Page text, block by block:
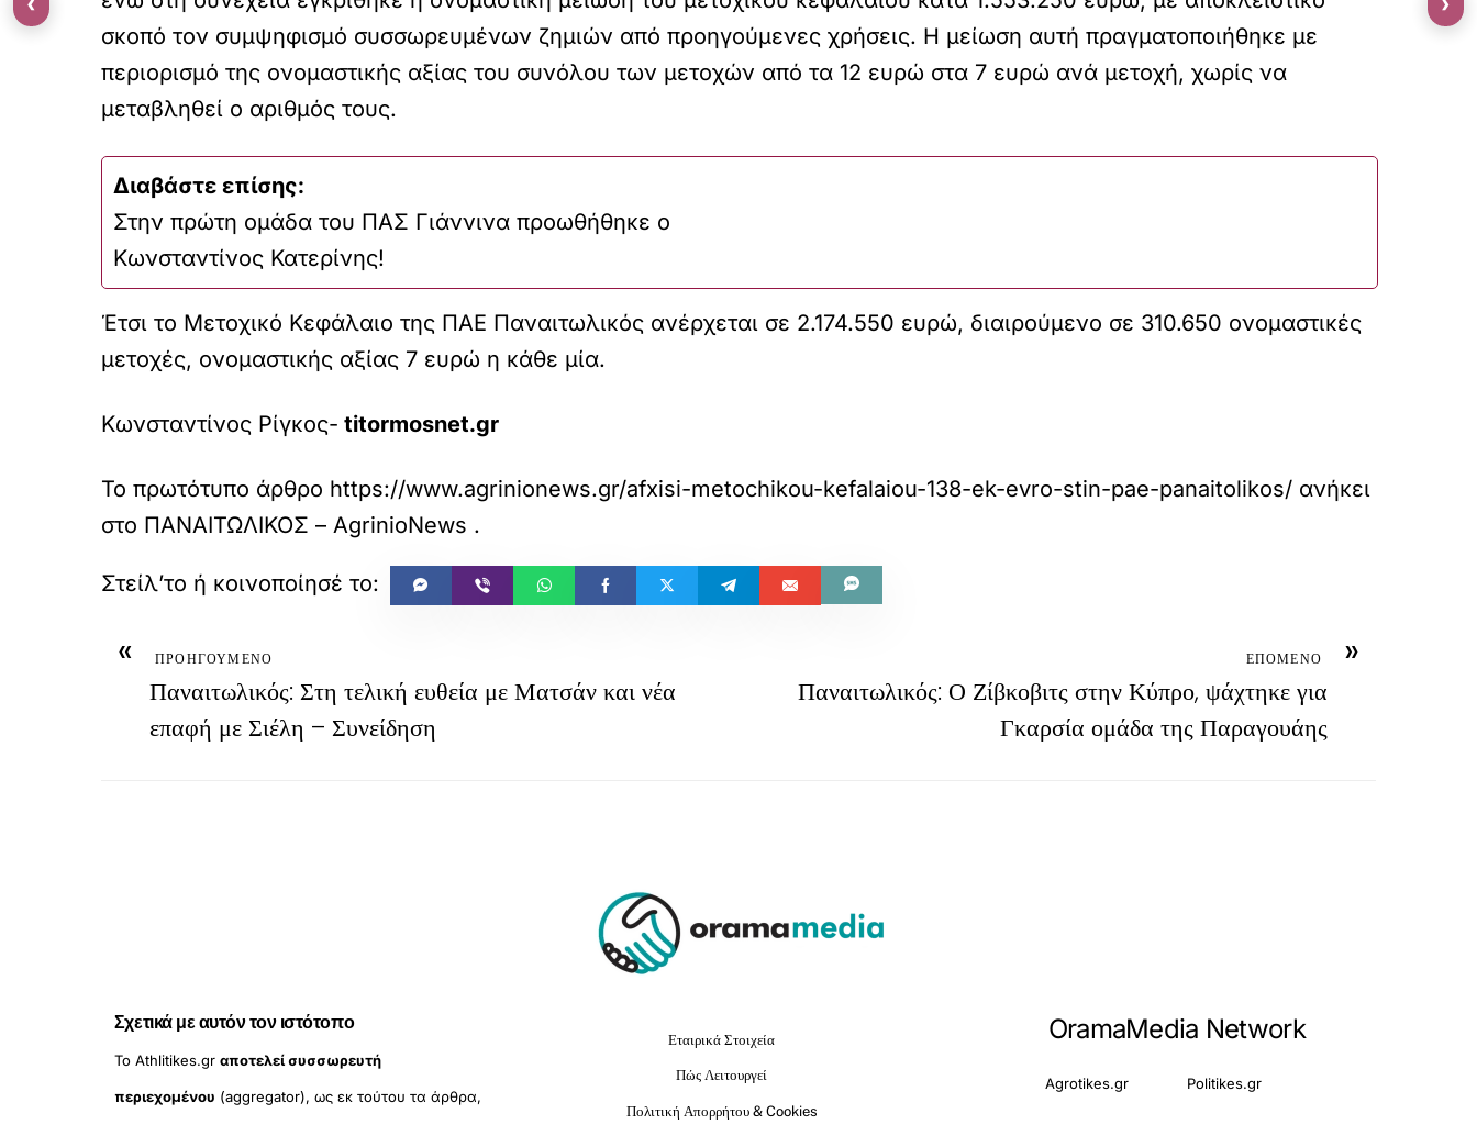
σκοπό τον συμψηφισμό συσσωρευμένων ζημιών από προηγούμενες χρήσεις. Η μείωση αυτή πραγματοποιήθηκε με
περιορισμό της ονομαστικής αξίας του συνόλου των μετοχών από τα 12 ευρώ στα 7 ευρώ ανά μετοχή, χωρίς να
μεταβληθεί ο αριθμός τους.
Διαβάστε επίσης:
Στην πρώτη ομάδα του ΠΑΣ Γιάννινα προωθήθηκε ο
Κωνσταντίνος Κατερίνης!
Έτσι το Μετοχικό Κεφάλαιο της ΠΑΕ Παναιτωλικός ανέρχεται σε 2.174.550 ευρώ, διαιρούμενο σε 310.650 ονομαστικές
μετοχές, ονομαστικής αξίας 7 ευρώ η κάθε μία.
Κωνσταντίνος Ρίγκος- titormosnet.gr
Το πρωτότυπο άρθρο https://www.agrinionews.gr/afxisi-metochikou-kefalaiou-138-ek-evro-stin-pae-panaitolikos/ ανήκει
στο ΠΑΝΑΙΤΩΛΙΚΟΣ – AgrinioNews .
« ΠΡΟΗΓΟΥΜΕΝΟ
Παναιτωλικός: Στη τελική ευθεία με Ματσάν και νέα
επαφή με Σιέλη – Συνείδηση
»
ΕΠΟΜΕΝΟ
Παναιτωλικός: Ο Ζίβκοβιτς στην Κύπρο, ψάχτηκε για
Γκαρσία ομάδα της Παραγουάης
Σχετικά με αυτόν τον ιστότοπο
Το Athlitikes.gr αποτελεί συσσωρευτή
περιεχομένου (aggregator), ως εκ τούτου τα άρθρα,
Εταιρικά Στοιχεία
Πώς Λειτουργεί
Πολιτική Απορρήτου & Cookies
OramaMedia Network
Agrotikes.gr Politikes.gr